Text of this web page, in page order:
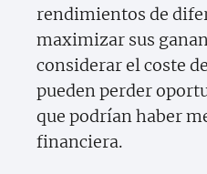
rendimientos de
maximizar sus
considerar el coste
pueden perder
que podrían haber
financiera.